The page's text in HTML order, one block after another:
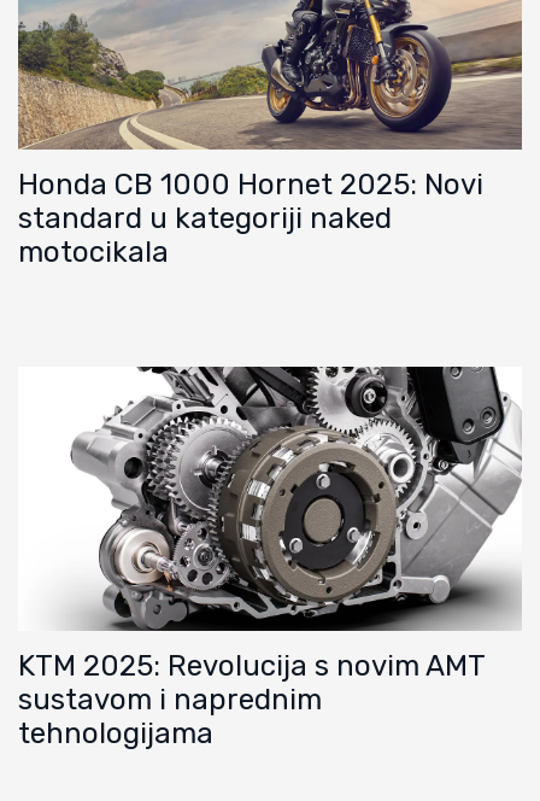
Honda CB 1000 Hornet 2025: Novi
standard u kategoriji naked
motocikala
KTM 2025: Revolucija s novim AMT
sustavom i naprednim
tehnologijama